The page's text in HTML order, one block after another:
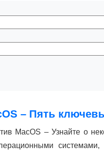
– Пять
MacOS – Узнайте о